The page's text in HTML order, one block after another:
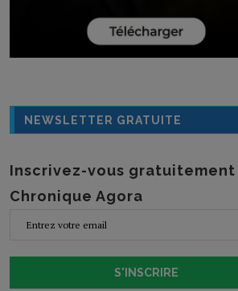
NEWSLETTER GRATUITE
Inscrivez-vous gratuitement
Chronique Agora
S'INSCRIRE